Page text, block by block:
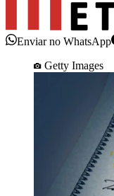
Enviar no WhatsApp
Getty Images